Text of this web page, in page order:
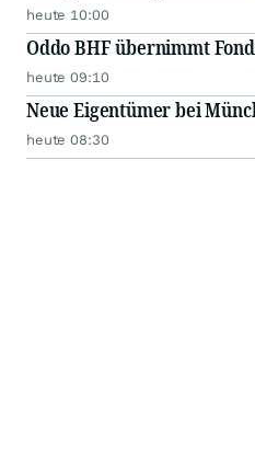
heute 10:00
Oddo BHF übernimmt
heute 09:10
Neue Eigentümer bei
heute 08:30